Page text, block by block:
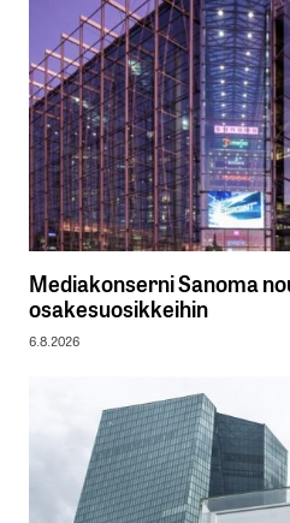
Mediakonserni Sanoma
osakesuosikkeihin
6.8.2026